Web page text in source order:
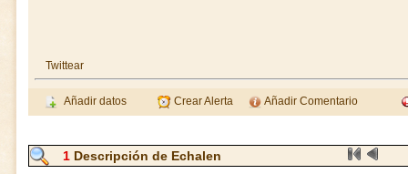
Twittear
Añadir datos Crear Alerta Añadir Comentario
1 Descripción de Echalen